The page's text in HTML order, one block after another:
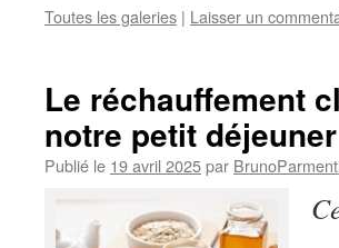
Toutes les galeries | Laisser un
Le réchauffement
notre petit déjeuner
Publié le 19 avril 2025par